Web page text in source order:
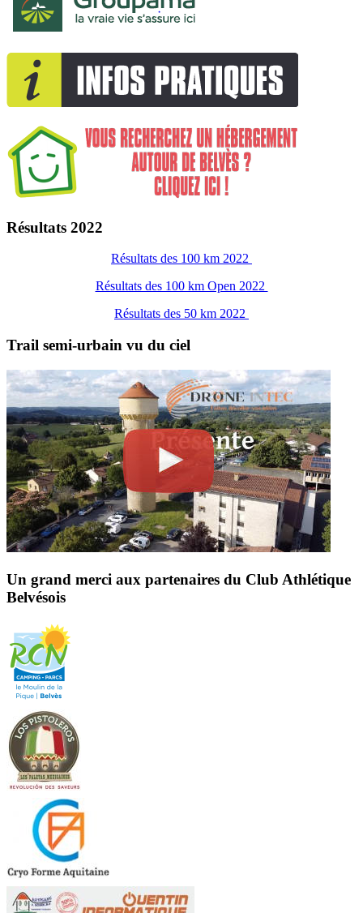
Résultats 2022
Résultats des 100 km 2022
Résultats des 100 km Open 2022
Résultats des 50 km 2022
Trail semi-urbain vu du ciel
Un grand merci aux partenaires du Club Athlétique
Belvésois